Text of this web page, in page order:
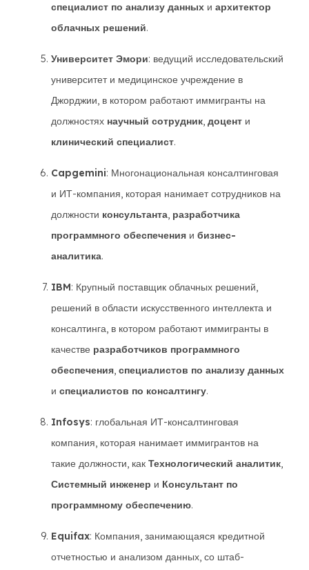
специалист по анализу данных и архитектор
облачных решений.
Университет Эмори: ведущий исследовательский
университет и медицинское учреждение в
Джорджии, в котором работают иммигранты на
должностях научный сотрудник, доцент и
клинический специалист.
Capgemini: Многонациональная консалтинговая
и ИТ-компания, которая нанимает сотрудников на
должности консультанта, разработчика
программного обеспечения и бизнес-
аналитика.
IBM: Крупный поставщик облачных решений,
решений в области искусственного интеллекта и
консалтинга, в котором работают иммигранты в
качестве разработчиков программного
обеспечения, специалистов по анализу данных
и специалистов по консалтингу.
Infosys: глобальная ИТ-консалтинговая
компания, которая нанимает иммигрантов на
такие должности, как Технологический аналитик,
Системный инженер и Консультант по
программному обеспечению.
Equifax: Компания, занимающаяся кредитной
отчетностью и анализом данных, со штаб-